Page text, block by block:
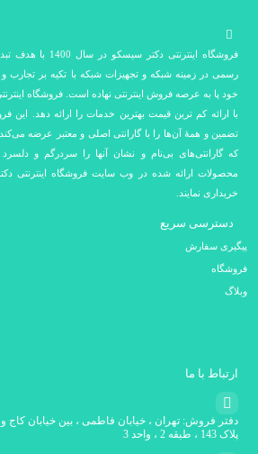
فروشگاه اینترنتی
رسمی در زمینه شبکه و تجهیزات شبکه با تکیه بر
خود پا به عرصه فروش اینترنتی نهاده است. فروشگاه
با ارائه کم ترین قیمت بهترین خدمات را ارائه دهد. این
تضمین و همۀ آن‌ها را با گارانتی اصلی و معتبر عرضه
که گارانتی‌های بی‌نام و نشان آنها را سردرگم و
محصولات ارائه شده در وب سایت فروشگاه اینترنتی
خریداری نمایند.
دسترسی سریع
پیگیری سفارش
فروشگاه
وبلاگ
ارتباط با ما
دفتر فروش: تهران ، خیابان فاطمی ، بین خیابان کاج و
پلاک 143 ، طبقه 2 ، واحد 3